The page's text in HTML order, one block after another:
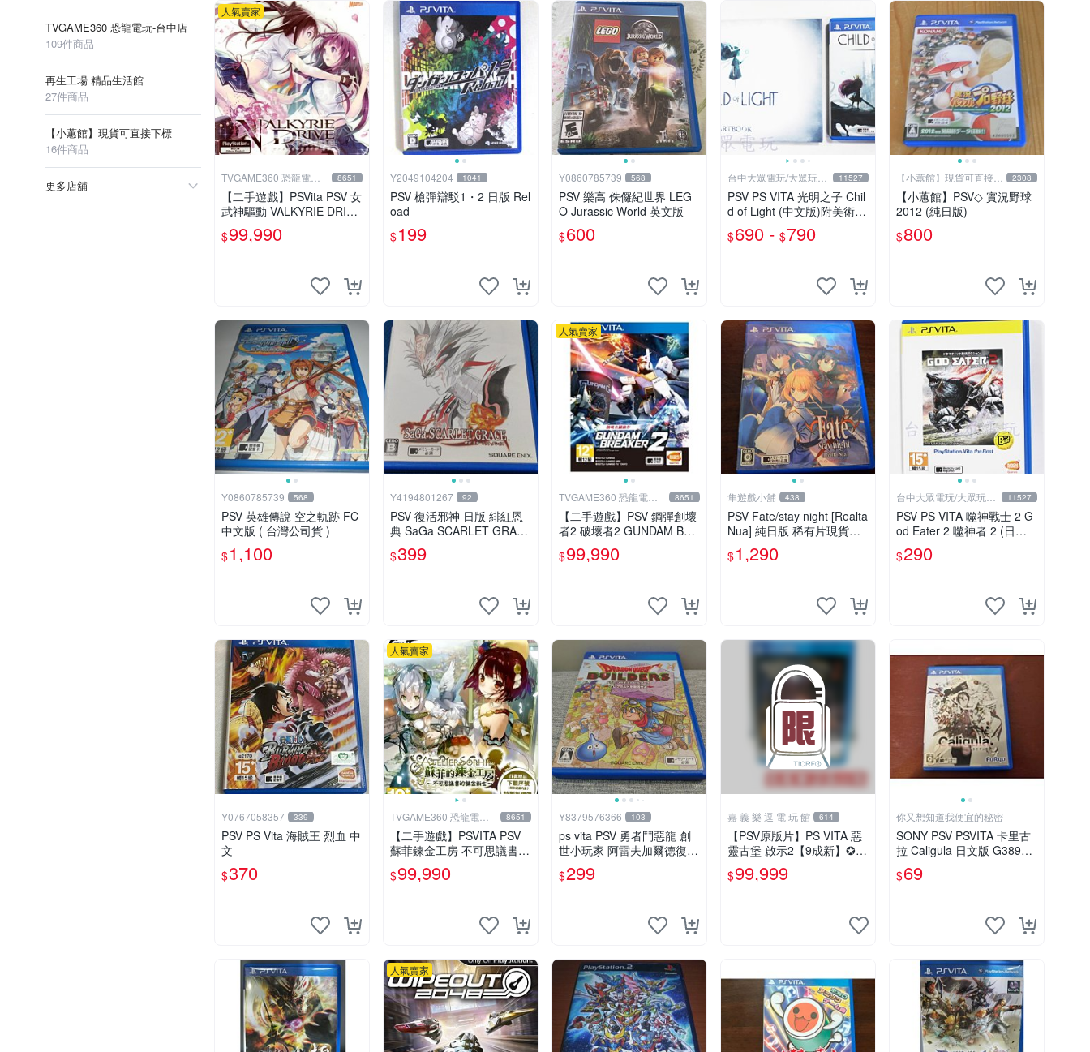
TVGAME360 恐龍電玩-台中店
109件商品
再生工場 精品生活館
27件商品
【小蕙館】現貨可直接下標
16件商品
更多店舖
人氣賣家
TVGAME360 恐龍電玩- 8651
【二手遊戲】PSVita PSV 女
武神驅動 VALKYRIE DRIVE
日文版【台中恐龍電玩】
$99,990
Y2049104204 1041
PSV 槍彈辯駁1・2 日版 Rel
oad
$199
Y0860785739 568
PSV 樂高 侏儸紀世界 LEG
O Jurassic World 英文版
$600
台中大眾電玩/大眾玩具
店
11527
PSV PS VITA 光明之子 Chil
d of Light (中文版)附美術設
定集(二手商品)【台中大眾
電玩】
$690 - $790
【小蕙館】現貨可直接下
標
2308
【小蕙館】PSV◇ 實況野球
2012 (純日版)
$800
Y0860785739 568
PSV 英雄傳說 空之軌跡 FC
中文版 ( 台灣公司貨 )
$1,100
Y4194801267 92
PSV 復活邪神 日版 緋紅恩
典 SaGa SCARLET GRAC
$399
人氣賣家
TVGAME360 恐龍電玩- 8651
【二手遊戲】PSV 鋼彈創壞
者2 破壞者2 GUNDAM BRE
AKER 2 中文版【台中恐龍
電玩】
$99,990
隼遊戲小舖 438
PSV Fate/stay night [Realta
Nua] 純日版 稀有片現貨含
$1,290
台中大眾電玩/大眾玩具
店
11527
PSV PS VITA 噬神戰士 2 G
od Eater 2 噬神者 2 (日文
版)**(二手商品)【台中大眾
電玩】
$290
Y0767058357 339
PSV PS Vita 海賊王 烈血 中
文
$370
人氣賣家
TVGAME360 恐龍電玩- 8651
【二手遊戲】PSVITA PSV
蘇菲鍊金工房 不可思議書的
鍊金術士 中文版【台中恐龍
電玩】
$99,990
Y8379576366 103
ps vita PSV 勇者鬥惡龍 創
世小玩家 阿雷夫加爾德復興
記 純日版 （編號15）
$299
嘉 義 樂 逗 電 玩 館 614
【PSV原版片】PS VITA 惡
靈古堡 啟示2【9成新】✪中
文亞版 中古二手✪嘉義樂逗
電玩館
$99,999
你又想知道我便宜的秘密
SONY PSV PSVITA 卡里古
拉 Caligula 日文版 G38959
(下標前請先詢問)
$69
人氣賣家